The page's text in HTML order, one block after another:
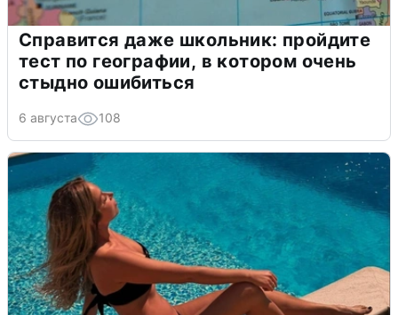
Справится даже школьник: пройдите
тест по географии, в котором очень
стыдно ошибиться
6 августа 108